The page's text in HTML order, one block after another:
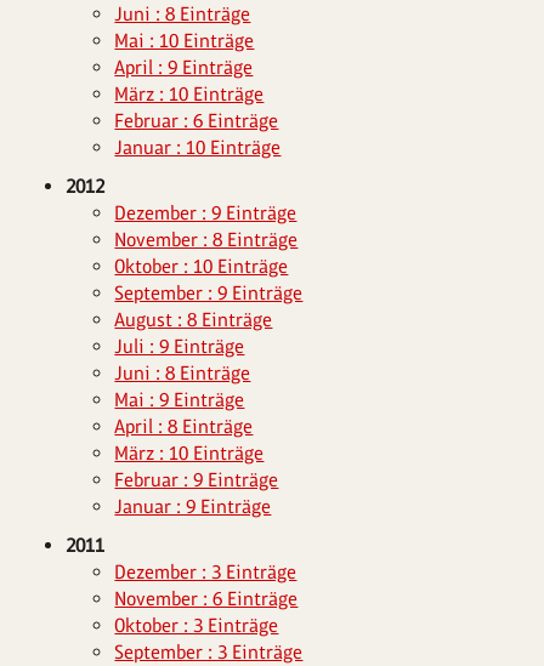
Juni : 8 Einträge
Mai : 10 Einträge
April : 9 Einträge
März : 10 Einträge
Februar : 6 Einträge
Januar : 10 Einträge
2012
Dezember : 9 Einträge
November : 8 Einträge
Oktober : 10 Einträge
September : 9 Einträge
August : 8 Einträge
Juli : 9 Einträge
Juni : 8 Einträge
Mai : 9 Einträge
April : 8 Einträge
März : 10 Einträge
Februar : 9 Einträge
Januar : 9 Einträge
2011
Dezember : 3 Einträge
November : 6 Einträge
Oktober : 3 Einträge
September : 3 Einträge